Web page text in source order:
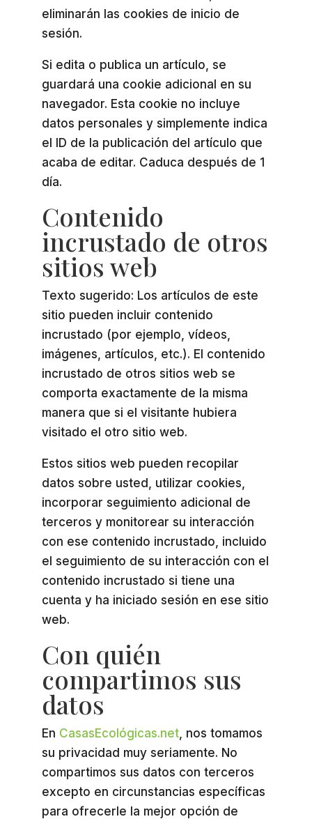
eliminarán las cookies de inicio de
sesión.
Si edita o publica un artículo, se
guardará una cookie adicional en su
navegador. Esta cookie no incluye
datos personales y simplemente indica
el ID de la publicación del artículo que
acaba de editar. Caduca después de 1
día.
Contenido
incrustado de otros
sitios web
Texto sugerido: Los artículos de este
sitio pueden incluir contenido
incrustado (por ejemplo, vídeos,
imágenes, artículos, etc.). El contenido
incrustado de otros sitios web se
comporta exactamente de la misma
manera que si el visitante hubiera
visitado el otro sitio web.
Estos sitios web pueden recopilar
datos sobre usted, utilizar cookies,
incorporar seguimiento adicional de
terceros y monitorear su interacción
con ese contenido incrustado, incluido
el seguimiento de su interacción con el
contenido incrustado si tiene una
cuenta y ha iniciado sesión en ese sitio
web.
Con quién
compartimos sus
datos
En CasasEcológicas.net, nos tomamos
su privacidad muy seriamente. No
compartimos sus datos con terceros
excepto en circunstancias específicas
para ofrecerle la mejor opción de